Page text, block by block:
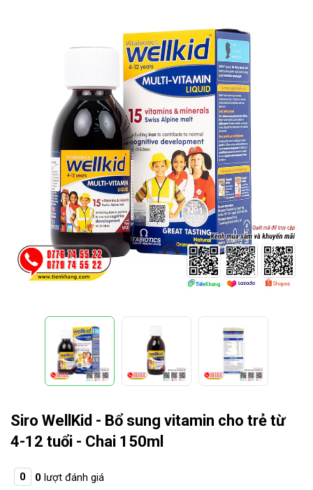
Siro WellKid - Bổ sung vitamin cho trẻ từ
4-12 tuổi - Chai 150ml
0 0 lượt đánh giá